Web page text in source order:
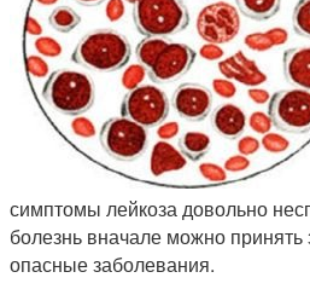
симптомы лейкоза довольно
болезнь вначале можно принять
опасные заболевания.